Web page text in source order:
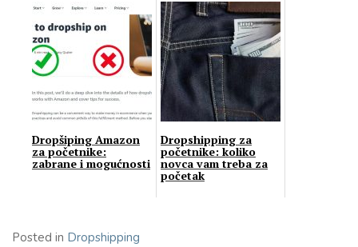
Dropšiping Amazon
za početnike:
zabrane i mogućnosti
Dropshipping za
početnike: koliko
novca vam treba za
početak
Posted in Dropshipping